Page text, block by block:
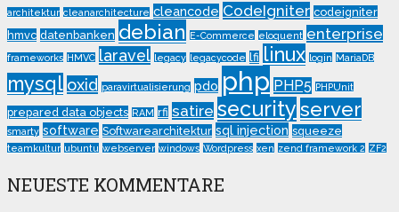
architektur cleanarchitecture cleancode CodeIgniter codeigniter
hmvc datenbanken debian E-Commerce eloquent enterprise
frameworks HMVC laravel legacy legacycode lfi linux login MariaDB
mysql oxid paravirtualisierung pdo php PHP5 PHPUnit
prepared data objects RAM rfi satire securityserver
smarty software Softwarearchitektur sql injection squeeze
teamkultur ubuntu webserver windows Wordpress xen zend framework 2 ZF2
NEUESTE KOMMENTARE